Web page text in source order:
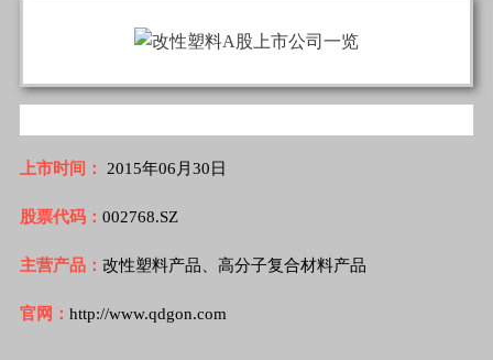
上市时间： 2015年06月30日
股票代码： 002768.SZ
主营产品： 改性塑料产品、高分子复合材料产品
官网： http://www.qdgon.com